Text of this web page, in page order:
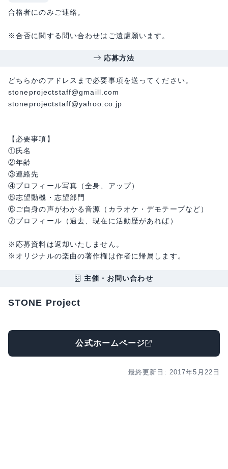
合格者にのみご連絡。
※合否に関する問い合わせはご遠慮願います。
応募方法
どちらかのアドレスまで必要事項を送ってください。
stoneprojectstaff@gmaill.com
​stoneprojectstaff@yahoo.co.jp
【必要事項】
①氏名
②年齢
③連絡先
④プロフィール写真（全身、アップ）
⑤志望動機・志望部門
⑥ご自身の声がわかる音源（カラオケ・デモテープなど）
⑦プロフィール（過去、現在に活動歴があれば）
​※応募資料は返却いたしません。
※オリジナルの楽曲の著作権は作者に帰属します。
主催・お問い合わせ
STONE Project
公式ホームページ
最終更新日: 2017年5月22日